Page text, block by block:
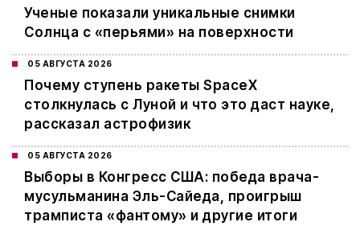
Ученые показали уникальные снимки
Солнца с «перьями» на поверхности
05 АВГУСТА 2026
Почему ступень ракеты SpaceX
столкнулась с Луной и что это даст науке,
рассказал астрофизик
05 АВГУСТА 2026
Выборы в Конгресс США: победа врача-
мусульманина Эль-Сайеда, проигрыш
трамписта «фантому» и другие итоги